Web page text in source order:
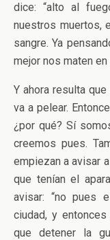
dice: “alto al
nuestros muertos,
sangre. Ya
mejor nos maten
Y ahora resulta
va a pelear.
¿por qué? Sí
creemos pues.
empiezan a avisar
que tenían el
avisar: “no pues
ciudad, y
que detener la